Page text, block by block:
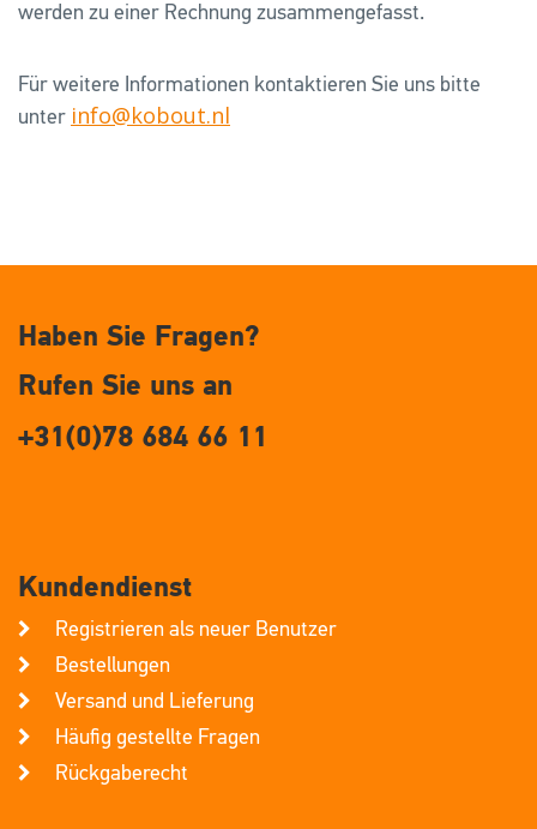
werden zu einer Rechnung zusammengefasst.
Für weitere Informationen kontaktieren Sie uns bitte
unter info@kobout.nl
Haben Sie Fragen?
Rufen Sie uns an
+31(0)78 684 66 11
Kundendienst
Registrieren als neuer Benutzer
Bestellungen
Versand und Lieferung
Häufig gestellte Fragen
Rückgaberecht